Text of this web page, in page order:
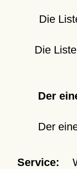
Die
Die
Der
Der
Service: